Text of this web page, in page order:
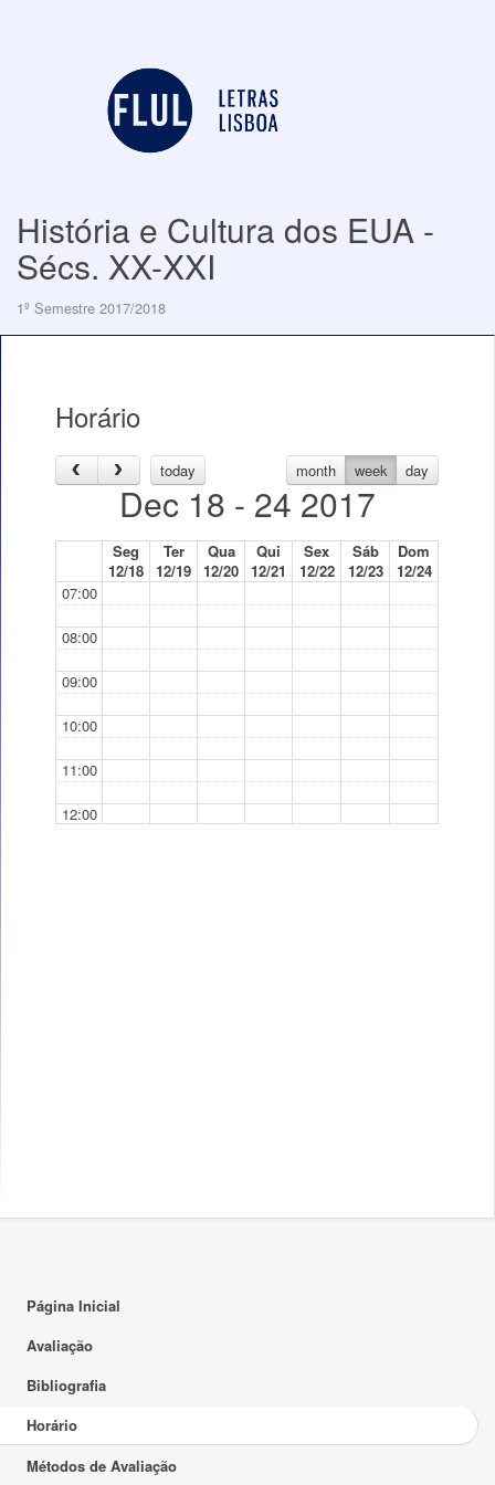
História e Cultura dos EUA -
Sécs. XX-XXI
1º Semestre 2017/2018
Horário
today month week day
Dec 18 - 24 2017
Seg
12/18
Ter
12/19
Qua
12/20
Qui
12/21
Sex
12/22
Sáb
12/23
Dom
12/24
07:00
08:00
09:00
10:00
11:00
12:00
23:00
Página Inicial
Avaliação
Bibliografia
Horário
Métodos de Avaliação